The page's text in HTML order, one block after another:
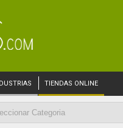
TIENDAS ONLINE